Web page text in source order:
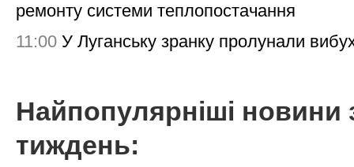
ремонту системи теплопостачання
11:00 У Луганську зранку пролунали
Найпопулярніші новини
тиждень: